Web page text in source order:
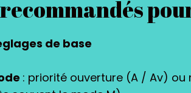
recommandés
de base
: priorité ouverture (A / Av) ou